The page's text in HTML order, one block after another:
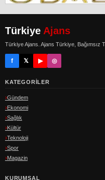
Türkiye Ajans
Türkiye Ajans. Ajans Türkiye, Bağımsız
f 𝕏 ▶ ◎
KATEGORILER
Gündem
Ekonomi
Sağlık
Kültür
Teknoloji
Spor
Magazin
KURUMSAL